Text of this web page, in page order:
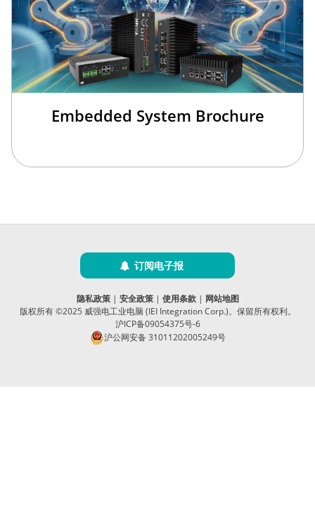
Embedded System Brochure
订阅电子报
隐私政策| 安全政策| 使用条款| 网站地图
版权所有 ©2025 威强电工业电脑 (IEI Integration Corp.)。保留所有权利。
沪ICP备09054375号-6
沪公网安备 31011202005249号